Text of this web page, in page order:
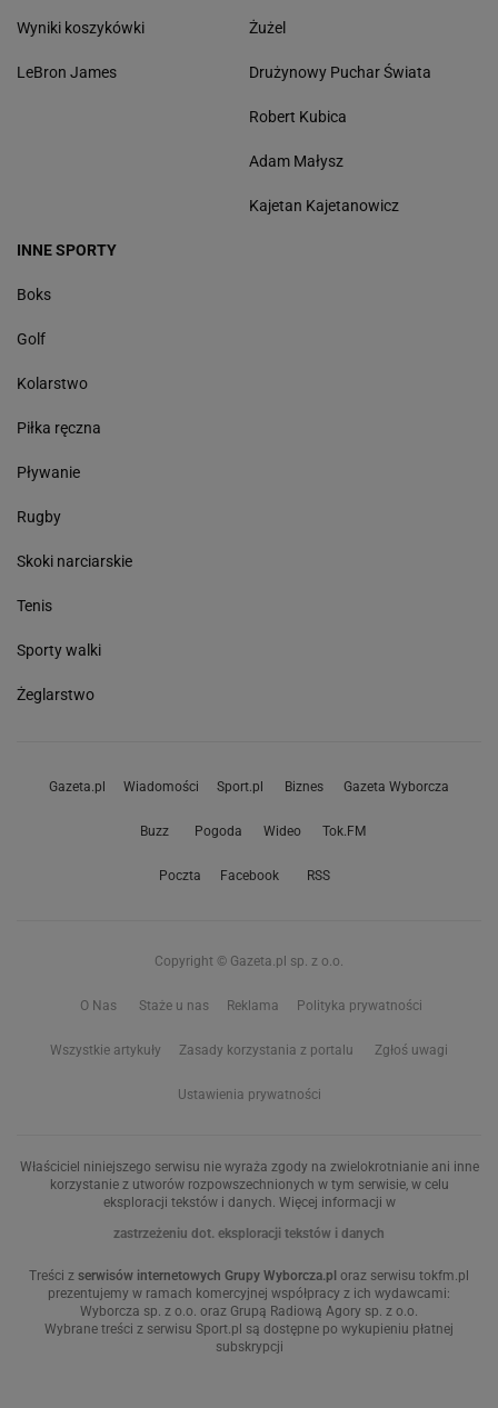
Wyniki koszykówki
LeBron James
Żużel
Drużynowy Puchar Świata
Robert Kubica
Adam Małysz
Kajetan Kajetanowicz
INNE SPORTY
Boks
Golf
Kolarstwo
Piłka ręczna
Pływanie
Rugby
Skoki narciarskie
Tenis
Sporty walki
Żeglarstwo
Gazeta.pl Wiadomości Sport.pl Biznes Gazeta Wyborcza
Buzz Pogoda Wideo Tok.FM
Poczta Facebook RSS
Copyright © Gazeta.pl sp. z o.o.
O Nas Staże u nas Reklama Polityka prywatności
Wszystkie artykuły Zasady korzystania z portalu Zgłoś uwagi
Ustawienia prywatności
Właściciel niniejszego serwisu nie wyraża zgody na zwielokrotnianie ani inne
korzystanie z utworów rozpowszechnionych w tym serwisie, w celu
eksploracji tekstów i danych. Więcej informacji w
zastrzeżeniu dot. eksploracji tekstów i danych
Treści z serwisów internetowych Grupy Wyborcza.pl oraz serwisu tokfm.pl
prezentujemy w ramach komercyjnej współpracy z ich wydawcami:
Wyborcza sp. z o.o. oraz Grupą Radiową Agory sp. z o.o.
Wybrane treści z serwisu Sport.pl są dostępne po wykupieniu płatnej
subskrypcji